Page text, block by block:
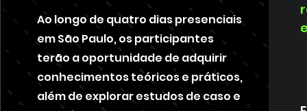
Ao longo de quatro dias presenciais
em São Paulo, os participantes
terão a oportunidade de adquirir
conhecimentos teóricos e práticos,
além de explorar estudos de caso e